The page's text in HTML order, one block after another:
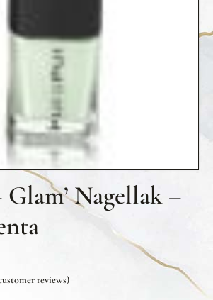
Nagellak –
reviews)